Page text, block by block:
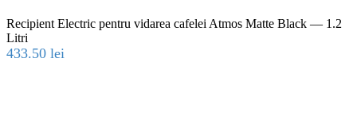
Recipient Electric pentru vidarea cafelei Atmos Matte Black — 1.2
Litri
433.50 lei